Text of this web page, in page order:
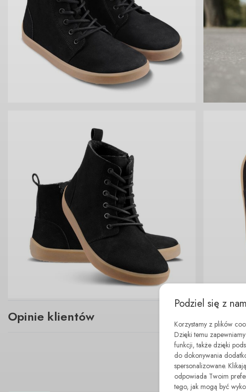
Opinie klientów
Podziel się z
Korzystamy z plików
Dzięki temu
funkcji, także dzięki
do dokonywania
spersonalizowane.
odpowiada Twoim
tego, jak mogą być